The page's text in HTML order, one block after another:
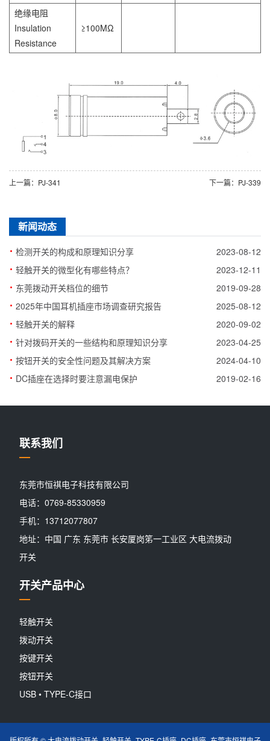
绝缘电阻
Insulation
Resistance
≥100MΩ
上一篇：PJ-341 下一篇：PJ-339
新闻动态
· 检测开关的构成和原理知识分享 2023-08-12
· 轻触开关的微型化有哪些特点？ 2023-12-11
· 东莞拨动开关档位的细节 2019-09-28
· 2025年中国耳机插座市场调查研究报告 2025-08-12
· 轻触开关的解释 2020-09-02
· 针对拨码开关的一些结构和原理知识分享 2023-04-25
· 按钮开关的安全性问题及其解决方案 2024-04-10
· DC插座在选择时要注意漏电保护 2019-02-16
联系我们
东莞市恒祺电子科技有限公司
电话：0769-85330959
手机：13712077807
地址：中国 广东 东莞市 长安厦岗笫一工业区 大电流拨动
开关
开关产品中心
轻触开关
拨动开关
按键开关
按钮开关
USB • TYPE-C接口